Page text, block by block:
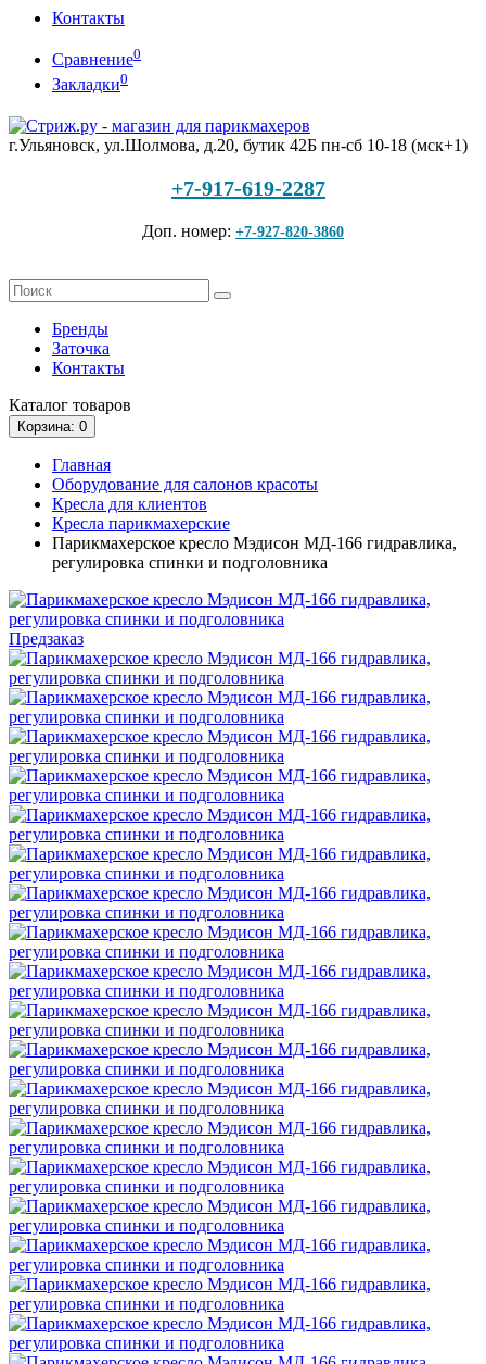
Контакты
Сравнение0
Закладки0
г.Ульяновск, ул.Шолмова, д.20, бутик 42Б пн-сб 10-18 (мск+1)
+7-917-619-2287
Доп. номер: +7-927-820-3860
Бренды
Заточка
Контакты
Каталог товаров
Корзина: 0
Главная
Оборудование для салонов красоты
Кресла для клиентов
Кресла парикмахерские
Парикмахерское кресло Мэдисон МД-166 гидравлика,
регулировка спинки и подголовника
Предзаказ